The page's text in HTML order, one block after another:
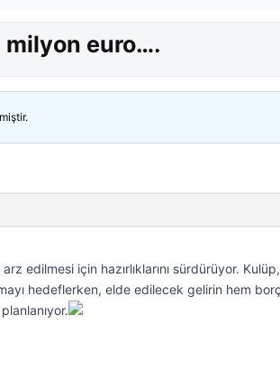
milyon euro….
edilmesi için hazırlıklarını sürdürüyor.
hedeflerken, elde edilecek gelirin hem